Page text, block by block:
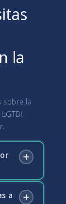
la
sobre la
medidas
a